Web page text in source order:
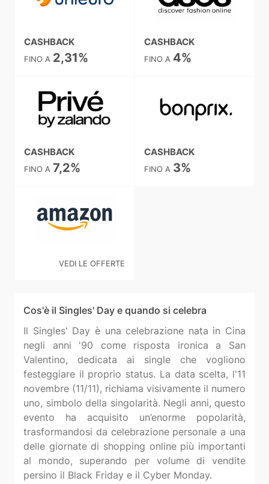
CASHBACK
FINO A 2,31%
CASHBACK
FINO A 4%
CASHBACK
FINO A 7,2%
CASHBACK
FINO A 3%
VEDI LE OFFERTE
Cos'è il Singles' Day e quando si celebra
Il Singles' Day è una celebrazione nata in Cina
negli anni '90 come risposta ironica a San
Valentino, dedicata ai single che vogliono
festeggiare il proprio status. La data scelta, l'11
novembre (11/11), richiama visivamente il numero
uno, simbolo della singolarità. Negli anni, questo
evento ha acquisito un’enorme popolarità,
trasformandosi da celebrazione personale a una
delle giornate di shopping online più importanti
al mondo, superando per volume di vendite
persino il Black Friday e il Cyber Monday.